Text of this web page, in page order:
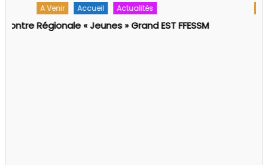
A Venir Actualités Formation
Séminaire Pédago-Technique